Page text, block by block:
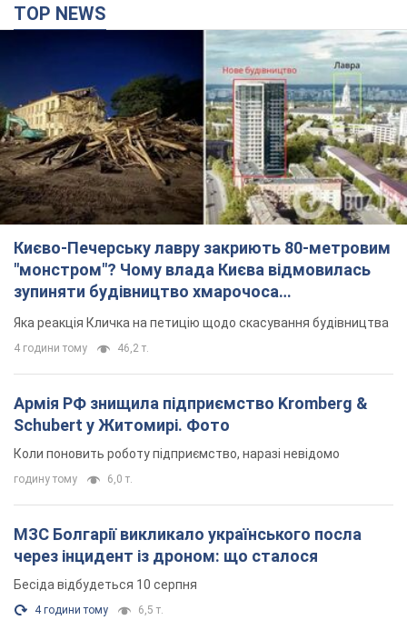
Києво-Печерську лавру закриють 80-метровим
"монстром"? Чому влада Києва відмовилась
зупиняти будівництво хмарочоса
"московського вірянина"
Яка реакція Кличка на петицію щодо скасування будівництва
4 години тому 46,2 т.
Армія РФ знищила підприємство Kromberg &
Schubert у Житомирі. Фото
Коли поновить роботу підприємство, наразі невідомо
годину тому 6,0 т.
МЗС Болгарії викликало українського посла
через інцидент із дроном: що сталося
Бесіда відбудеться 10 серпня
4 години тому 6,5 т.